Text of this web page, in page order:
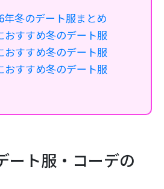
年冬のデート服まとめ
おすすめ冬のデート服
おすすめ冬のデート服
おすすめ冬のデート服
ート服・コーデの